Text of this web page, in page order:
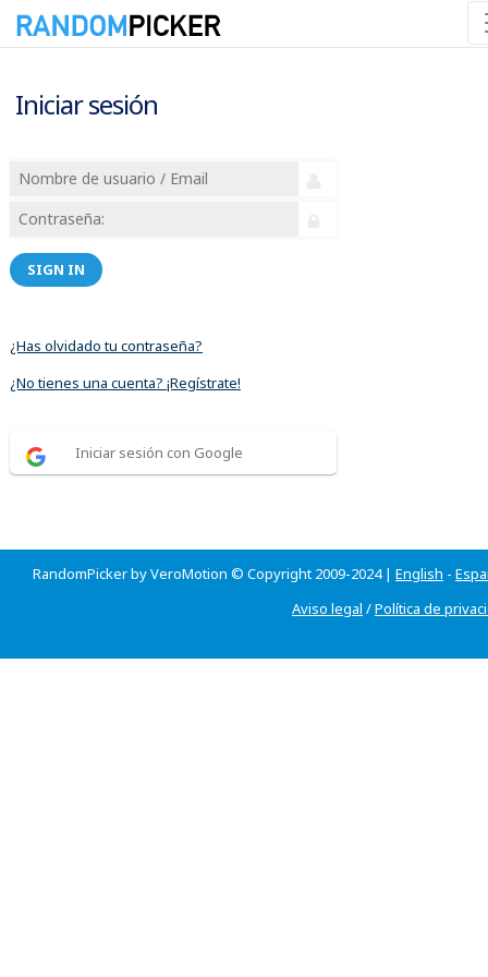
Iniciar sesión
SIGN IN
¿Has olvidado tu contraseña?
¿No tienes una cuenta? ¡Regístrate!
Iniciar sesión con Google
RandomPicker by VeroMotion © Copyright 2009-2024 | English -
Aviso legal /Política de